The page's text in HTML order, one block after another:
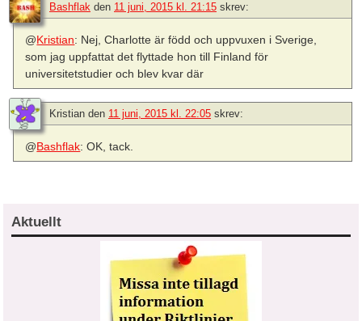
Bashflak den 11 juni, 2015 kl. 21:15 skrev:
@Kristian: Nej, Charlotte är född och uppvuxen i Sverige,
som jag uppfattat det flyttade hon till Finland för
universitetstudier och blev kvar där
Kristian den 11 juni, 2015 kl. 22:05 skrev:
@Bashflak: OK, tack.
Aktuellt